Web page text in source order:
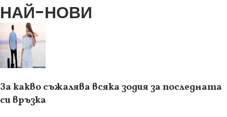
НАЙ-НОВИ
За какво съжалява всяка зодия за последната
си връзка